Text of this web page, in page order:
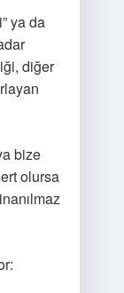
ya da
diğer
bize
olursa